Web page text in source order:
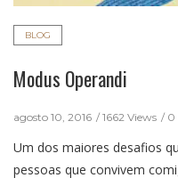
BLOG
Modus Operandi
agosto 10, 2016 1662 Views 0
Um dos maiores desafios
pessoas que convivem